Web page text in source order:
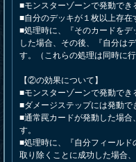
■モンスターゾーンで発動でき
■自分のデッキが１枚以上存在
■処理時に、『そのカードを
した場合、その後、『自分は
す。（これらの処理は同時に行
【②の効果について】
■モンスターゾーンで発動でき
■ダメージステップには発動で
■通常罠カードが発動した場合
す。
■処理時に、『自分フィールド
取り除くことに成功した場合